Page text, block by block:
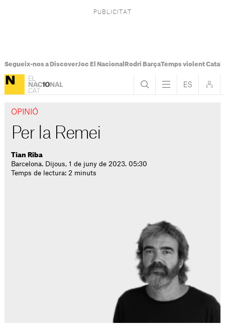
Segueix-nos a DiscoverJoc El Nacional Rodri BarçaTemps violent
OPINIÓ
Per la Remei
Tian Riba
Barcelona. Dijous, 1 de juny de 2023. 05:30
Temps de lectura: 2 minuts